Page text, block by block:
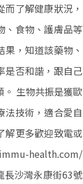
了解健康狀況，
、食物、護膚品等
，知道該藥物、
是否和諧，跟自己
。 生物共振是獲歐
法技術，適合愛自
解更多歡迎致電或
health.com/
沙灣永康街63號